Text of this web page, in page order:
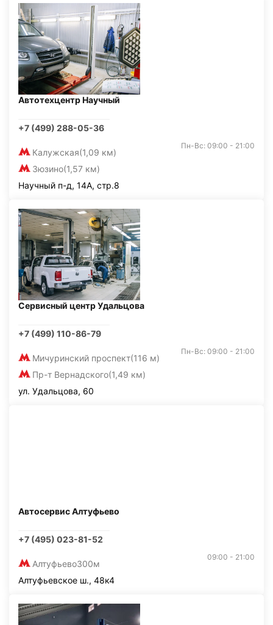
Автотехцентр Научный
+7 (499) 288-05-36
Калужская(1,09 км)
Зюзино(1,57 км)
Пн-Вс: 09:00 - 21:00
Научный п-д, 14А, стр.8
Сервисный центр Удальцова
+7 (499) 110-86-79
Мичуринский проспект(116 м)
Пр-т Вернадского(1,49 км)
Пн-Вс: 09:00 - 21:00
ул. Удальцова, 60
Автосервис Алтуфьево
+7 (495) 023-81-52
Алтуфьево300м
09:00 - 21:00
Алтуфьевское ш., 48к4